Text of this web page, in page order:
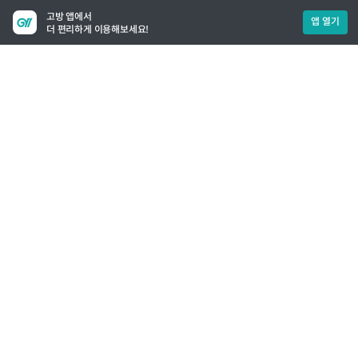
고방 앱에서
더 편리하게 이용해보세요!
앱 열기